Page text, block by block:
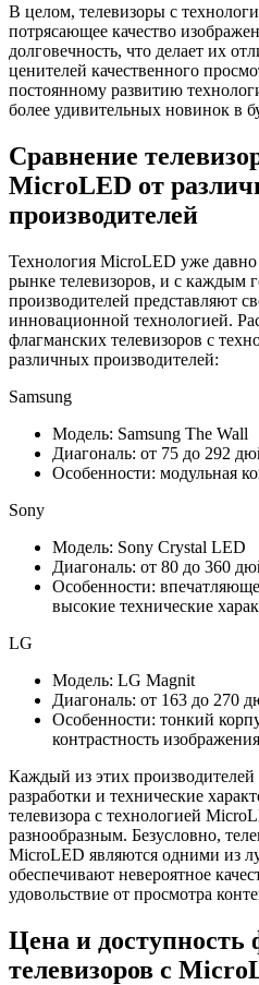
В целом, телевизоры с
потрясающее качество
долговечность, что делает их
ценителей качественного
постоянному развитию
более удивительных новинок в
Сравнение
MicroLED от
производителей
Технология MicroLED уже
рынке телевизоров, и с каждым
производителей представляют
инновационной технологией.
флагманских телевизоров с
различных производителей:
Samsung
Модель: Samsung The Wall
Диагональ: от 75 до 292
Особенности: модульная
Sony
Модель: Sony Crystal LED
Диагональ: от 80 до 360
Особенности:
высокие технические
LG
Модель: LG Magnit
Диагональ: от 163 до 270
Особенности: тонкий
контрастность изображения
Каждый из этих производителей
разработки и технические
телевизора с технологией
разнообразным. Безусловно,
MicroLED являются одними из
обеспечивают невероятное
удовольствие от просмотра
Цена и доступность
телевизоров с